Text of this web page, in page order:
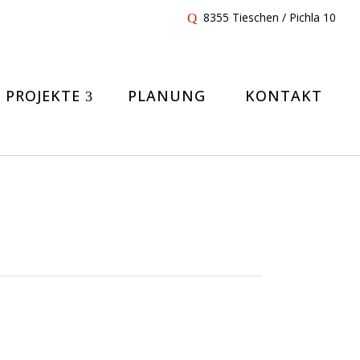
8355 Tieschen / Pichla 10
PROJEKTE PLANUNG KONTAKT